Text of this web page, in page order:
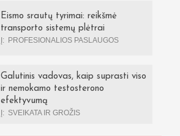
Eismo srautų tyrimai: reikšmė
transporto sistemų plėtrai
Į: PROFESIONALIOS PASLAUGOS
Galutinis vadovas, kaip suprasti viso
ir nemokamo testosterono
efektyvumą
Į: SVEIKATA IR GROŽIS